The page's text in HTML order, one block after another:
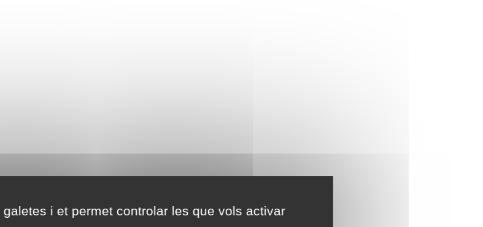
i et permet controlar les que vols activar